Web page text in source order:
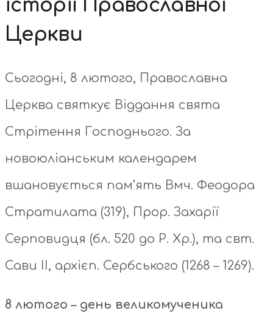
історії Православної
Церкви
Сьогодні, 8 лютого, Православна
Церква святкує Віддання свята
Стрітення Господнього. За
новоюліанським календарем
вшановується пам’ять Вмч. Феодора
Стратилата (319), Прор. Захарії
Серповидця (бл. 520 до Р. Хр.), та свт.
Сави ІІ, архієп. Сербського (1268 – 1269).
8 лютого – день великомученика